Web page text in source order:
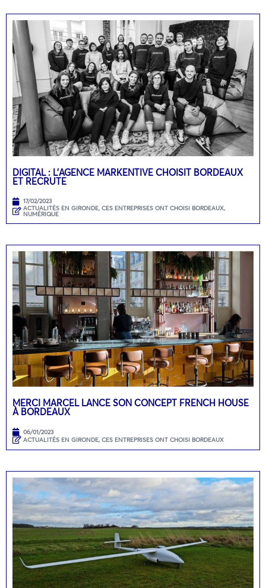
DIGITAL : L’AGENCE MARKENTIVE CHOISIT BORDEAUX
ET RECRUTE
17/02/2023
ACTUALITÉS EN GIRONDE, CES ENTREPRISES ONT CHOISI BORDEAUX,
NUMÉRIQUE
MERCI MARCEL LANCE SON CONCEPT FRENCH HOUSE
À BORDEAUX
06/01/2023
ACTUALITÉS EN GIRONDE, CES ENTREPRISES ONT CHOISI BORDEAUX